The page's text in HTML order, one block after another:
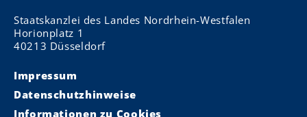
Staatskanzlei des Landes Nordrhein-Westfalen
Horionplatz 1
40213 Düsseldorf
Impressum
Datenschutzhinweise
Informationen zu Cookies